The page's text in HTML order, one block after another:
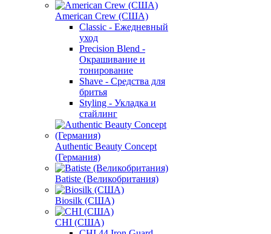
American Crew (США)
Classic - Ежедневный
уход
Precision Blend -
Окрашивание и
тонирование
Shave - Средства для
бритья
Styling - Укладка и
стайлинг
Authentic Beauty Concept
(Германия)
Batiste (Великобритания)
Biosilk (США)
CHI (США)